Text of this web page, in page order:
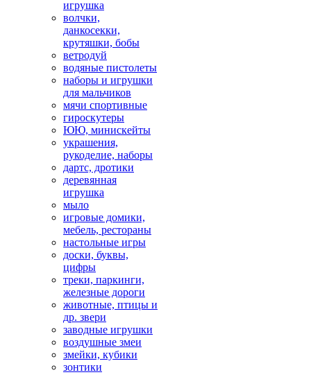
игрушка
волчки,
данкосекки,
крутяшки, бобы
ветродуй
водяные пистолеты
наборы и игрушки
для мальчиков
мячи спортивные
гироскутеры
ЮЮ, минискейты
украшения,
рукоделие, наборы
дартс, дротики
деревянная
игрушка
мыло
игровые домики,
мебель, рестораны
настольные игры
доски, буквы,
цифры
треки, паркинги,
железные дороги
животные, птицы и
др. звери
заводные игрушки
воздушные змеи
змейки, кубики
зонтики